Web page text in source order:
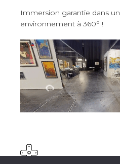
Immersion garantie dans un
environnement à 360° !